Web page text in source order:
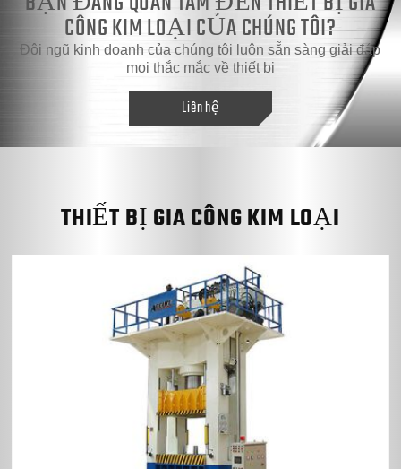
CÔNG KIM LOẠI CỦA CHÚNG TÔI?
Đội ngũ kinh doanh của chúng tôi luôn sẵn sàng giải đáp
mọi thắc mắc về thiết bị
Liên hệ
THIẾT BỊ GIA CÔNG KIM LOẠI